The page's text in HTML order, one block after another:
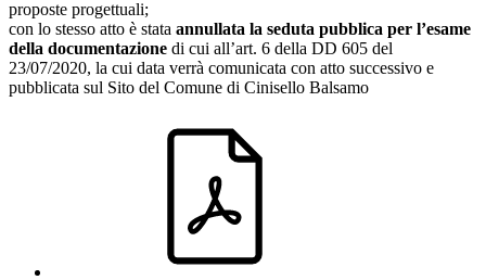
proposte progettuali;
con lo stesso atto è stata annullata la seduta pubblica per l’esame
della documentazione di cui all’art. 6 della DD 605 del
23/07/2020, la cui data verrà comunicata con atto successivo e
pubblicata sul Sito del Comune di Cinisello Balsamo